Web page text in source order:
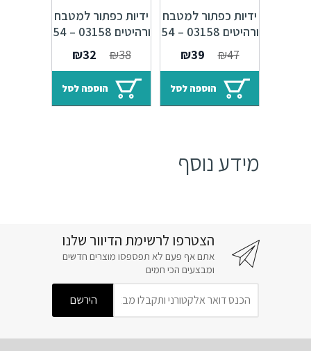
ידיות כפתור למטבח
ורהיטים 03158 – 54
מ"מ כסף אורינטלי
M47 Alhambra
₪47
המחיר
המקורי
היה:
₪47.
₪39
הנוכחי
הוא:
₪39.
הוספה לסל
ידיות כפתור למטבח
ורהיטים 03158 – 54
מ"מ ברונזה פירנצה
M09 Alhambra
₪38
המחיר
המקורי
היה:
₪38.
₪32
הנוכחי
הוא:
₪32.
הוספה לסל
מידע נוסף
הצטרפו לרשימת הדיוור שלנו
אתם אף פעם לא תפספסו מוצרים חדשים
ומבצעים הכי חמים